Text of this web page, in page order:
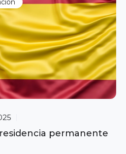
permanente